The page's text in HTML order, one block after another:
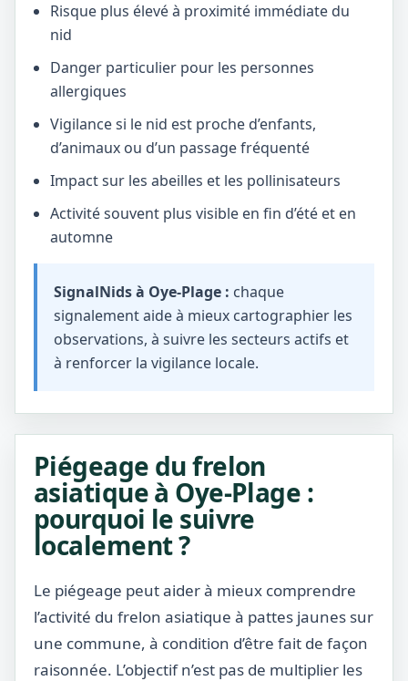
Risque plus élevé à proximité immédiate du
nid
Danger particulier pour les personnes
allergiques
Vigilance si le nid est proche d’enfants,
d’animaux ou d’un passage fréquenté
Impact sur les abeilles et les pollinisateurs
Activité souvent plus visible en fin d’été et en
automne
SignalNids à Oye-Plage : chaque
signalement aide à mieux cartographier les
observations, à suivre les secteurs actifs et
à renforcer la vigilance locale.
Piégeage du frelon
asiatique à Oye-Plage :
pourquoi le suivre
localement ?
Le piégeage peut aider à mieux comprendre
l’activité du frelon asiatique à pattes jaunes sur
une commune, à condition d’être fait de façon
raisonnée. L’objectif n’est pas de multiplier les